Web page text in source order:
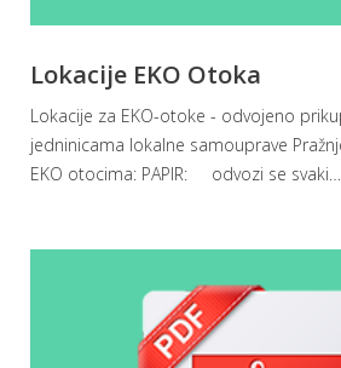
Lokacije EKO Otoka
Lokacije za EKO-otoke - odvojeno
jedninicama lokalne samouprave
EKO otocima: PAPIR: odvozi se svaki…